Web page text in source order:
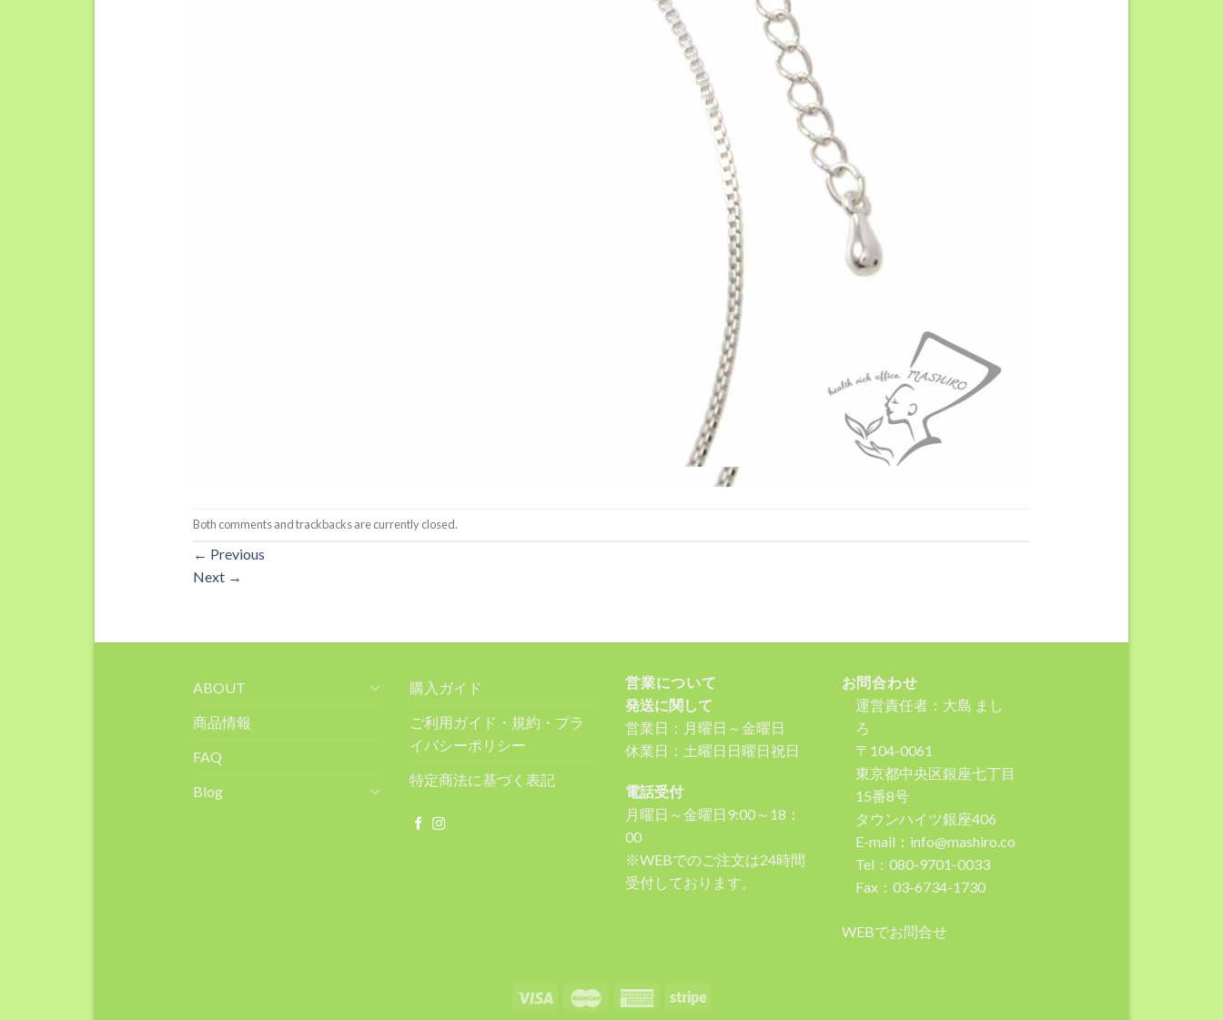
Both comments and trackbacks are currently closed.
← Previous
Next →
ABOUT
商品情報
FAQ
Blog
購入ガイド
ご利用ガイド・規約・プラ
イバシーポリシー
特定商法に基づく表記
営業について
発送に関して
営業日：月曜日～金曜日
休業日：土曜日日曜日祝日
電話受付
月曜日～金曜日9:00～18：
00
※WEBでのご注文は24時間
受付しております。
お問合わせ
運営責任者：大島 まし
ろ
〒104-0061
東京都中央区銀座七丁目
15番8号
タウンハイツ銀座406
E-mail：info@mashiro.co
Tel：080-9701-0033
Fax：03-6734-1730
WEBでお問合せ